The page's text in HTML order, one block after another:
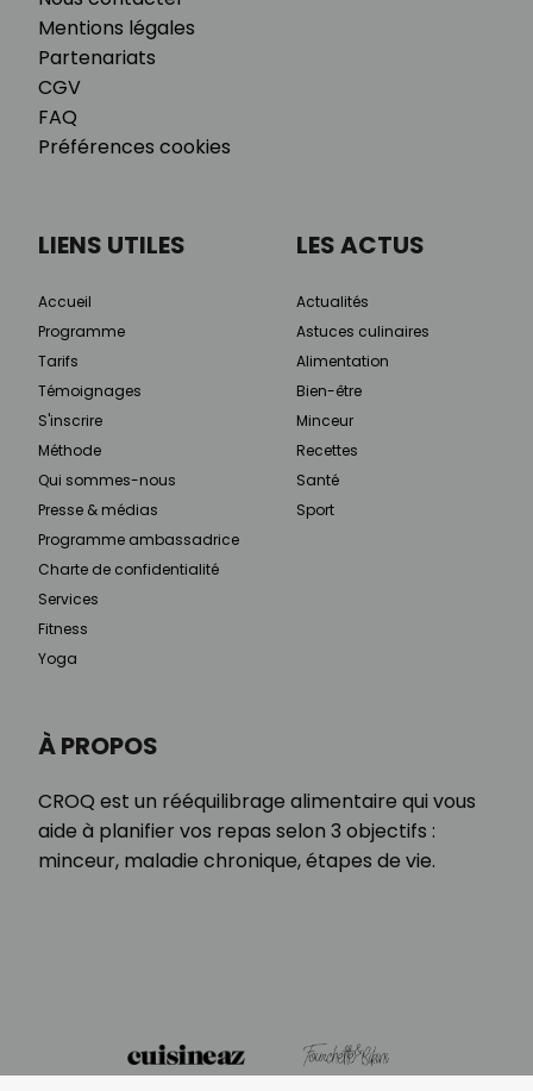
Mentions légales
Partenariats
CGV
FAQ
Préférences cookies
À PROPOS
CROQ est un rééquilibrage alimentaire qui vous
aide à planifier vos repas selon 3 objectifs :
minceur, maladie chronique, étapes de vie.
LIENS UTILES
Accueil
Programme
Tarifs
Témoignages
S'inscrire
Méthode
Qui sommes-nous
Presse & médias
Programme ambassadrice
Charte de confidentialité
Services
Fitness
Yoga
LES ACTUS
Actualités
Astuces culinaires
Alimentation
Bien-être
Minceur
Recettes
Santé
Sport